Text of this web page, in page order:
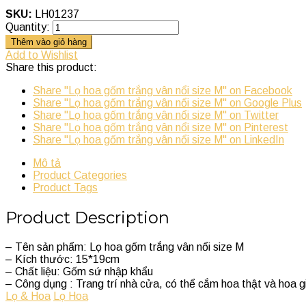
SKU: LH01237
Quantity:
Thêm vào giỏ hàng
Add to Wishlist
Share this product:
Share "Lọ hoa gốm trắng vân nổi size M" on Facebook
Share "Lọ hoa gốm trắng vân nổi size M" on Google Plus
Share "Lọ hoa gốm trắng vân nổi size M" on Twitter
Share "Lọ hoa gốm trắng vân nổi size M" on Pinterest
Share "Lọ hoa gốm trắng vân nổi size M" on LinkedIn
Mô tả
Product Categories
Product Tags
Product Description
– Tên sản phẩm: Lọ hoa gốm trắng vân nổi size M
– Kích thước: 15*19cm
– Chất liệu: Gốm sứ nhập khẩu
– Công dụng : Trang trí nhà cửa, có thể cắm hoa thật và hoa
Lọ & Hoa
Lọ Hoa